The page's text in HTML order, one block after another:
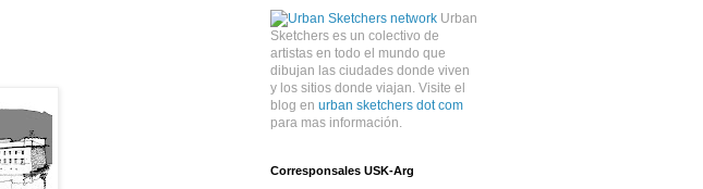
Urban
Sketchers es un colectivo de
artistas en todo el mundo que
dibujan las ciudades donde viven
y los sitios donde viajan. Visite el
blog en urban sketchers dot com
para mas información.
Corresponsales USK-Arg